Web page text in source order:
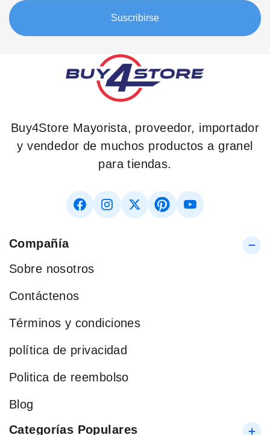
boletín:
Suscribirse
Buy4Store Mayorista, proveedor, importador
y vendedor de muchos productos a granel
para tiendas.
Compañía
Sobre nosotros
Contáctenos
Términos y condiciones
política de privacidad
Politica de reembolso
Blog
Categorías Populares